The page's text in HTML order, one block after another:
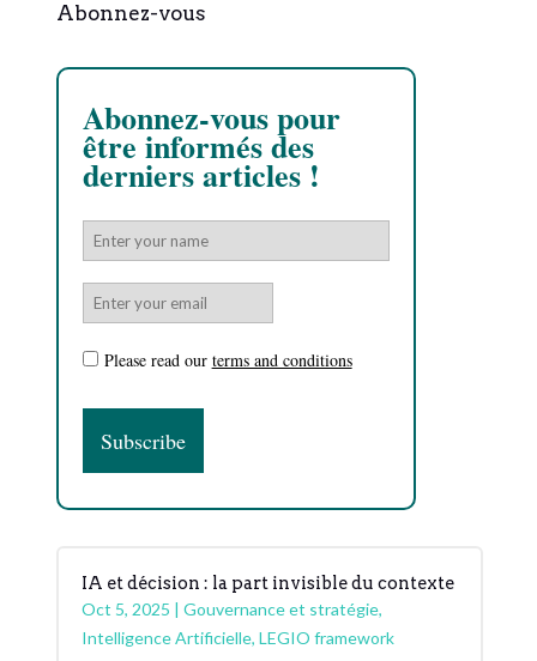
Abonnez-vous
Abonnez-vous pour
être informés des
derniers articles !
Please read our terms and conditions
IA et décision : la part invisible du contexte
Oct 5, 2025 | Gouvernance et stratégie,
Intelligence Artificielle, LEGIO framework